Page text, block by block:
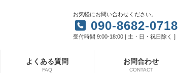
お気軽にお問い合わせください。
090-8682-0718
受付時間 9:00-18:00 [ 土・日・祝日除く ]
よくある質問
FAQ
お問合わせ
CONTACT